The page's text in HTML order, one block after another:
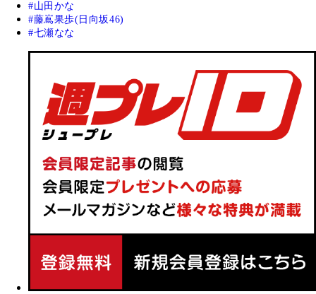
山田かな
藤嶌果歩(日向坂46)
七瀬なな